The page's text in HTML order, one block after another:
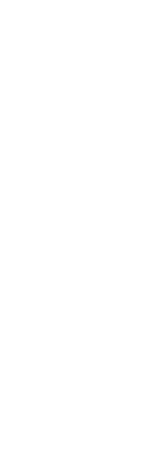
Nang là một trong những lựa
trị liệu massage thể
Mô Sâu
hồi thể thao chuyên
sách vì các liệu pháp
hơn đáng kể so với nhiều
hơn, tác động sâu hơn
massage thư giãn tiêu
những người đang gặp
cơ liên quan đến du
giữa sự thoải mái và
có thể tạo cảm giác quá
không khí spa thư giãn hơn
ngoài sống gần khu vực